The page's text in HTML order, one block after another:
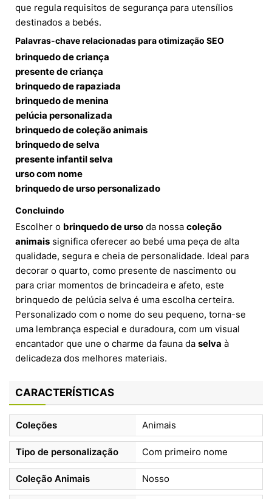
que regula requisitos de segurança para utensílios
destinados a bebés.
Palavras-chave relacionadas para otimização SEO
brinquedo de criança
presente de criança
brinquedo de rapaziada
brinquedo de menina
pelúcia personalizada
brinquedo de coleção animais
brinquedo de selva
presente infantil selva
urso com nome
brinquedo de urso personalizado
Concluindo
Escolher o brinquedo de urso da nossa coleção
animais significa oferecer ao bebé uma peça de alta
qualidade, segura e cheia de personalidade. Ideal para
decorar o quarto, como presente de nascimento ou
para criar momentos de brincadeira e afeto, este
brinquedo de pelúcia selva é uma escolha certeira.
Personalizado com o nome do seu pequeno, torna-se
uma lembrança especial e duradoura, com um visual
encantador que une o charme da fauna da selva à
delicadeza dos melhores materiais.
CARACTERÍSTICAS
Coleções Animais
Tipo de personalização Com primeiro nome
Coleção Animais Nosso